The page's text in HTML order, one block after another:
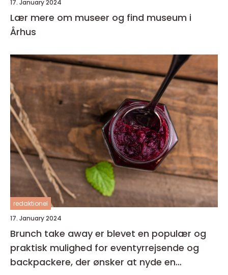
17. January 2024
Lær mere om museer og find museum i
Århus
redaktionel
17. January 2024
Brunch take away er blevet en populær og
praktisk mulighed for eventyrrejsende og
backpackere, der ønsker at nyde en